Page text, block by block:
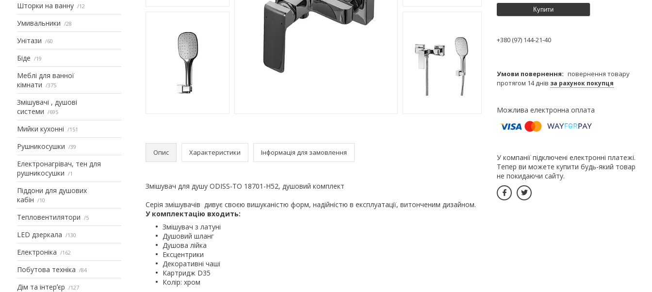
Шторки на ванну 12
Умивальники 28
Унітази 60
Біде 19
Меблі для ванної
кімнати
375
Змішувачі , душові
системи
695
Мийки кухонні 151
Рушникосушки 39
Електронагрівач, тен для
рушникосушки
1
Піддони для душових
кабін
10
Тепловентилятори 5
LED дзеркала 130
Електроніка 162
Побутова техніка 84
Дім та інтерʼєр 127
Опис Характеристики Інформація для замовлення
Змішувач для душу ODISS-TO 18701-H52, душовий комплект
Серія змішувачів дивує своєю вишуканістю форм, надійністю в експлуатації, витонченим дизайном.
У комплектацію входить:
Змішувач з латуні
Душовий шланг
Душова лійка
Ексцентрики
Декоративні чаші
Картридж D35
Колір: хром
Купити
+380 (97) 144-21-40
повернення товару
протягом 14 днів за рахунок покупця
У компанії підключені електронні платежі.
Тепер ви можете купити будь-який товар
не покидаючи сайту.